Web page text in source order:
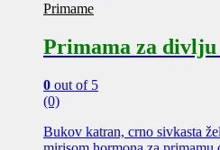
Primame
Primama za
0 out of 5
(0)
Bukov katran, crno sivkasta